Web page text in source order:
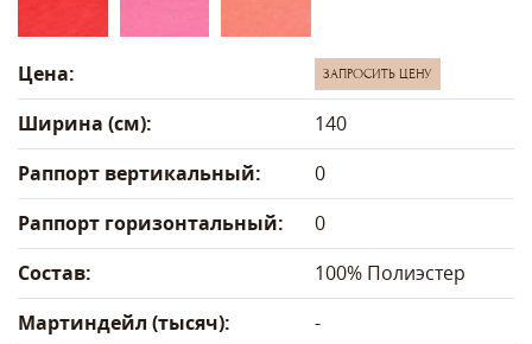
Цена: ЗАПРОСИТЬ ЦЕНУ
Ширина (см):
140
Раппорт вертикальный:
0
Раппорт горизонтальный:
0
Состав:
100% Полиэстер
Мартиндейл (тысяч):
-